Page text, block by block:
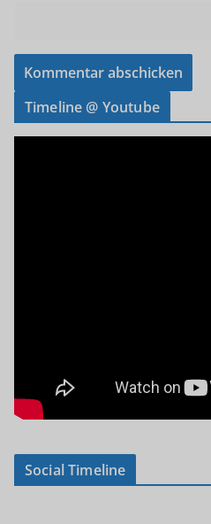
Timeline @ Youtube
Social Timeline